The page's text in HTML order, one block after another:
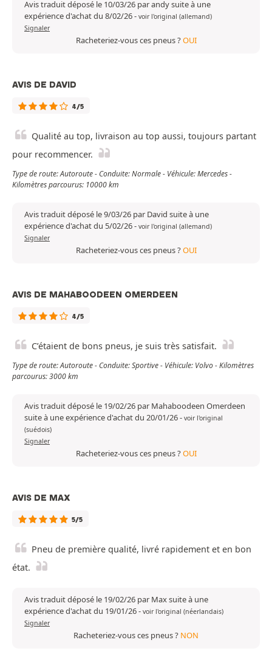
Avis traduit déposé le 10/03/26 par andy suite à une
expérience d'achat du 8/02/26- voir l'original (allemand)
Signaler
Racheteriez-vous ces pneus ?OUI
AVIS DE DAVID
4/5
Qualité au top, livraison au top aussi, toujours partant
pour recommencer.
Type de route: Autoroute - Conduite: Normale - Véhicule: Mercedes -
Kilomètres parcourus: 10000 km
Avis traduit déposé le 9/03/26 par David suite à une
expérience d'achat du 5/02/26- voir l'original (allemand)
Signaler
Racheteriez-vous ces pneus ?OUI
AVIS DE MAHABOODEEN OMERDEEN
4/5
C’étaient de bons pneus, je suis très satisfait.
Type de route: Autoroute - Conduite: Sportive - Véhicule: Volvo - Kilomètres
parcourus: 3000 km
Avis traduit déposé le 19/02/26 par Mahaboodeen Omerdeen
suite à une expérience d'achat du 20/01/26- voir l'original
(suédois)
Signaler
Racheteriez-vous ces pneus ?OUI
AVIS DE MAX
5/5
Pneu de première qualité, livré rapidement et en bon
état.
Avis traduit déposé le 19/02/26 par Max suite à une
expérience d'achat du 19/01/26- voir l'original (néerlandais)
Signaler
Racheteriez-vous ces pneus ? NON